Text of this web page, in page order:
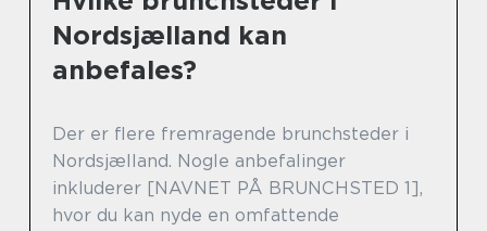
Nordsjælland kan
anbefales?
Der er flere fremragende brunchsteder i
Nordsjælland. Nogle anbefalinger
inkluderer [NAVNET PÅ BRUNCHSTED 1],
hvor du kan nyde en omfattende